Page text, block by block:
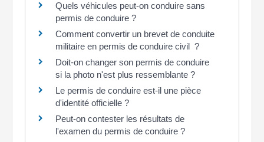
Quels véhicules peut-on conduire sans
permis de conduire ?
Comment convertir un brevet de conduite
militaire en permis de conduire civil ?
Doit-on changer son permis de conduire
si la photo n'est plus ressemblante ?
Le permis de conduire est-il une pièce
d'identité officielle ?
Peut-on contester les résultats de
l'examen du permis de conduire ?